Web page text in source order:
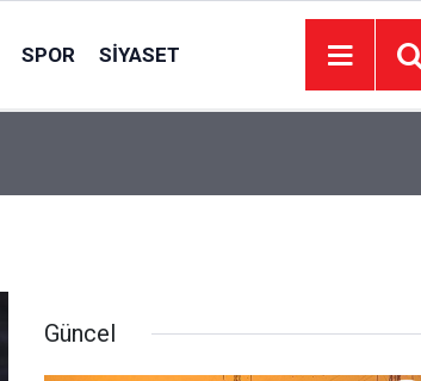
SPOR SIYASET
Güncel